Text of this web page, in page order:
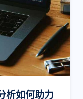
析如何助力